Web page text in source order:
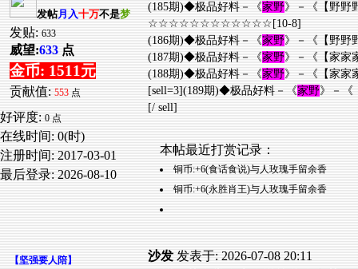
发帖月入十万不是梦
发贴: 633
威望:633 点
金币: 1511元
贡献值: 553 点
好评度: 0 点
在线时间: 0(时)
注册时间: 2017-03-01
最后登录: 2026-08-10
(185期)◆极品好料－《家野》－《【野野
☆☆☆☆☆☆☆☆☆☆☆☆[10-8]
(186期)◆极品好料－《家野》－《【野野
(187期)◆极品好料－《家野》－《【家家
(188期)◆极品好料－《家野》－《【家家
[sell=3](189期)◆极品好料－《家野》－《
[/ sell]
本帖最近打赏记录：
铜币:+6(食话食说)与人玫瑰手留余香
铜币:+6(永胜肖王)与人玫瑰手留余香
【坚强要人陪】 沙发 发表于: 2026-07-08 20:11